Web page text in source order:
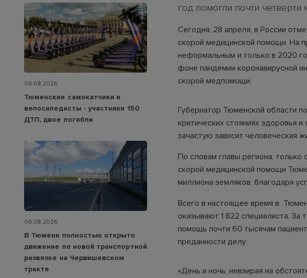
год помогли почти
Сегодня, 28 апреля, в России
скорой медицинской помощи. На
неформальным и только в 2020
фоне пандемии коронавирусной
скорой медпомощи.
Губернатор Тюменской области
критических стояниях здоровья
зачастую зависит человеческая
По словам главы региона, только
скорой медицинской помощи
миллиона земляков, благодаря
Всего в настоящее время в
оказывают 1 822 специалиста. За
помощь почти 60 тысячам
преданности делу.
«День и ночь, невзирая на
06.08.2026
Тюменские самокатчики и
велосипедисты - участники 150
ДТП, двое погибли
06.08.2026
В Тюмени полностью открыто
движение по новой транспортной
развязке на Червишевском
тракте